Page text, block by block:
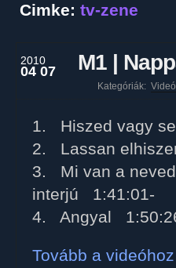
Cimke: tv-zene
2010
04 07 M1 |
Kategóriák: Videó
1. Hiszed vagy
2. Lassan
3. Mi van a
interjú 1:41:01-
4. Angyal
Tovább a